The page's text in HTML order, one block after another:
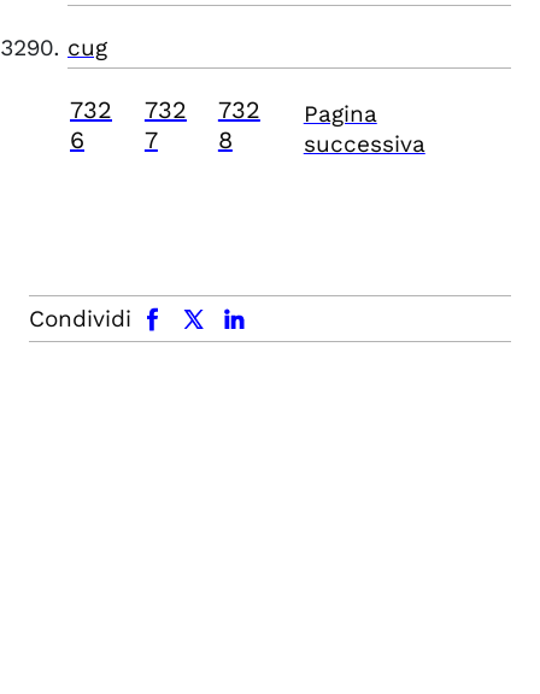
cug
732
6
732
7
732
8
Pagina
successiva
Condividi
facebook x.com linkedin